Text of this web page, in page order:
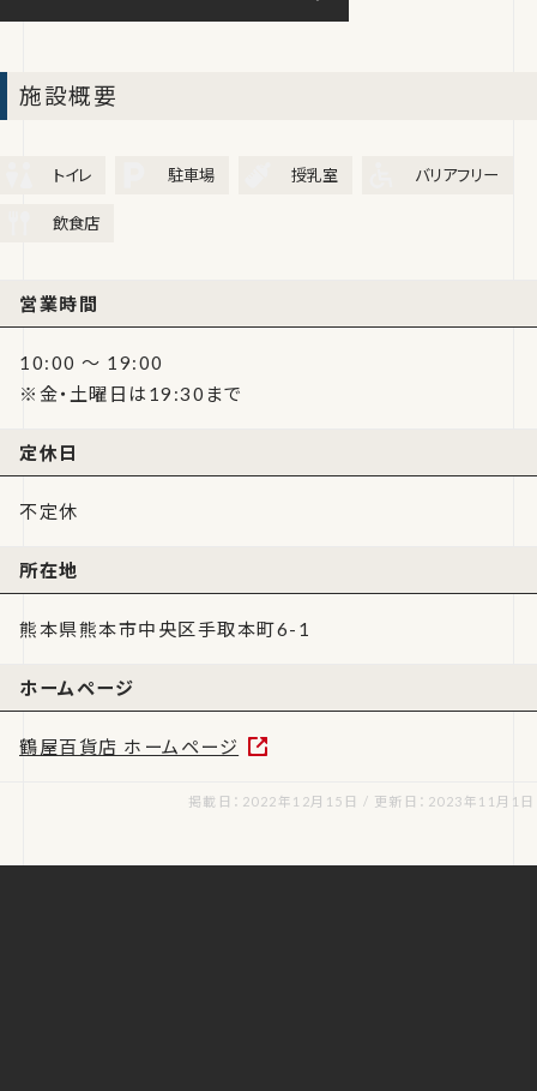
施設概要
トイレ 駐車場 授乳室 バリアフリー
飲食店
営業時間
10:00 ～ 19:00
※金・土曜日は19:30まで
定休日
不定休
所在地
熊本県熊本市中央区手取本町6-1
ホームページ
鶴屋百貨店 ホームページ
掲載日：2022年12月15日 / 更新日：2023年11月1日